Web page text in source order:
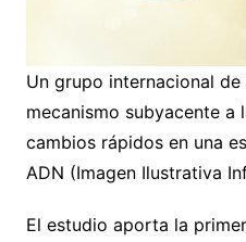
Un grupo internacional
mecanismo subyacente a
cambios rápidos en una
ADN (Imagen Ilustrativa
El estudio aporta la